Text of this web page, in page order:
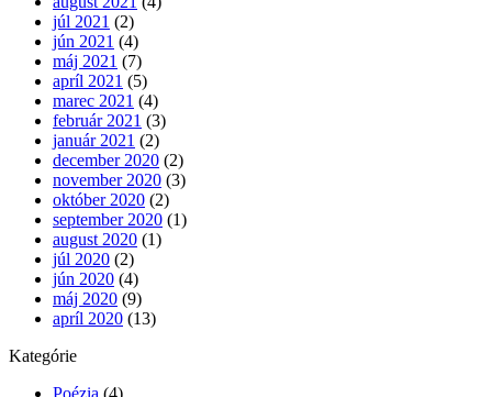
júl 2021 (2)
jún 2021 (4)
máj 2021 (7)
apríl 2021 (5)
marec 2021 (4)
február 2021 (3)
január 2021 (2)
december 2020 (2)
november 2020 (3)
október 2020 (2)
september 2020 (1)
august 2020 (1)
júl 2020 (2)
jún 2020 (4)
máj 2020 (9)
apríl 2020 (13)
Kategórie
Poézia (4)